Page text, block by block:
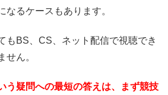
なるケースもあります。
もBS、CS、ネット配信で視聴でき
せん。
う疑問への最短の答えは、まず競技